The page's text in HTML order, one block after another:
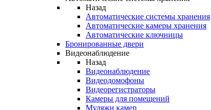
Назад
Автоматические системы хранения
Автоматические камеры хранения
Автоматические ключницы
Бронированные двери
Видеонаблюдение
Назад
Видеонаблюдение
Видеодомофоны
Видеорегистраторы
Камеры для помещений
Муляжи камер